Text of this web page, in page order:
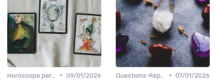
• 09/01/2026
• 07/01/2026